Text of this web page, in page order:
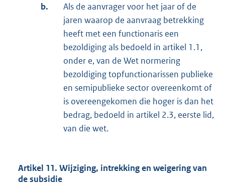
b.
Als de aanvrager voor het jaar of de
jaren waarop de aanvraag betrekking
heeft met een functionaris een
bezoldiging als bedoeld in artikel 1.1,
onder e, van de Wet normering
bezoldiging topfunctionarissen publieke
en semipublieke sector overeenkomt of
is overeengekomen die hoger is dan het
bedrag, bedoeld in artikel 2.3, eerste lid,
van die wet.
Artikel 11. Wijziging, intrekking en weigering van
de subsidie